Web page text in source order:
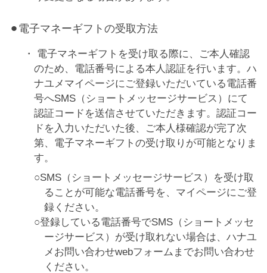
⚫︎電子マネーギフトの受取方法
電子マネーギフトを受け取る際に、ご本人確認
のため、電話番号による本人認証を行います。ハ
ナユメマイページにご登録いただいている電話番
号へSMS（ショートメッセージサービス）にて
認証コードを送信させていただきます。認証コー
ドを入力いただいた後、ご本人様確認が完了次
第、電子マネーギフトの受け取りが可能となりま
す。
SMS（ショートメッセージサービス）を受け取
ることが可能な電話番号を、マイページにご登
録ください。
登録している電話番号でSMS（ショートメッセ
ージサービス）が受け取れない場合は、ハナユ
メお問い合わせwebフォームまでお問い合わせ
ください。